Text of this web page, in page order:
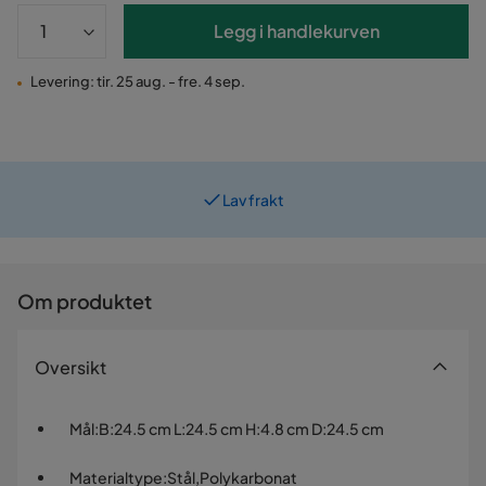
Legg i handlekurven
Levering: tir. 25 aug. - fre. 4 sep.
Om produktet
Oversikt
Mål:B:24.5 cm L:24.5 cm H:4.8 cm D:24.5 cm
Materialtype:Stål,Polykarbonat